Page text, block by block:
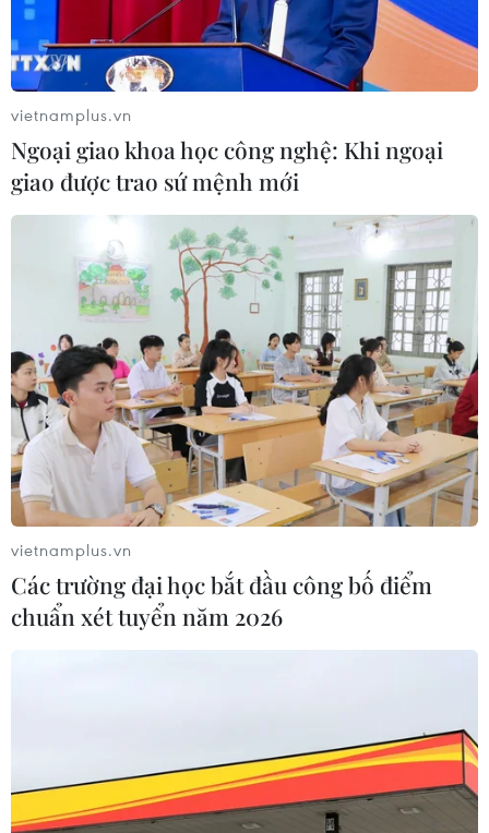
Những cách phòng tránh sét và sơ
cứu khi bị sét đánh
19/08/2019 02:04
Khi gặp trường hợp có người bị sét đánh, nếu nạn nhân
vẫn tỉnh thì chỉ cần ủ ấm, cho uống ít rượu (khoảng
20ml) và nước trà đường nóng; sau đó đưa đến cơ sở y
tế gần nhất để được cấp cứu kịp thời.
vietnamplus.vn
Ngoại giao khoa học công nghệ: Khi ngoại
giao được trao sứ mệnh mới
vietnamplus.vn
Các trường đại học bắt đầu công bố điểm
chuẩn xét tuyển năm 2026